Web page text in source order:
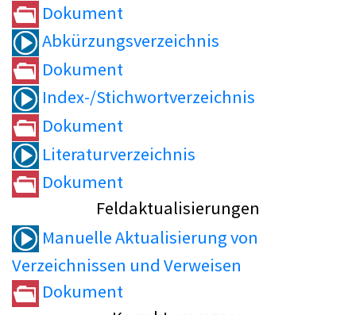
Dokument
Abkürzungsverzeichnis
Dokument
Index-/Stichwortverzeichnis
Dokument
Literaturverzeichnis
Dokument
Feldaktualisierungen
Manuelle Aktualisierung von
Verzeichnissen und Verweisen
Dokument